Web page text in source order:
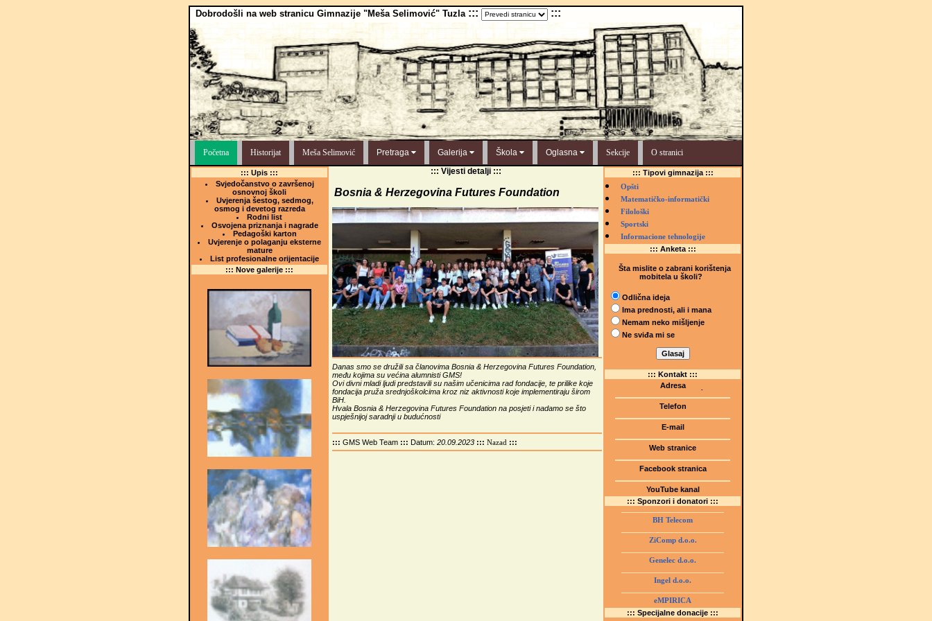
Dobrodošli na web stranicu Gimnazije "Meša Selimović" Tuzla ::: :::
Početna Historijat Meša Selimović Pretraga Galerija Škola Oglasna Sekcije O stranici
::: Upis :::
Svjedočanstvo o završenoj
osnovnoj školi
Uvjerenja šestog, sedmog,
osmog i devetog razreda
Rodni list
Osvojena priznanja i nagrade
Pedagoški karton
Uvjerenje o polaganju eksterne
mature
List profesionalne orijentacije
::: Nove galerije :::
::: Vijesti detalji :::
Bosnia & Herzegovina Futures Foundation
Danas smo se družili sa članovima Bosnia & Herzegovina Futures Foundation,
među kojima su većina alumnisti GMS!
Ovi divni mladi ljudi predstavili su našim učenicima rad fondacije, te prilike koje
fondacija pruža srednjoškolcima kroz niz aktivnosti koje implementiraju širom
BiH.
Hvala Bosnia & Herzegovina Futures Foundation na posjeti i nadamo se što
uspješnijoj saradnji u budućnosti
::: GMS Web Team::: Datum: 20.09.2023::: Nazad :::
::: Tipovi gimnazija :::
Opšti
Matematičko-informatički
Filološki
Sportski
Informacione tehnologije
::: Anketa :::
Šta mislite o zabrani korištenja
mobitela u školi?
Odlična ideja
Ima prednosti, ali i mana
Nemam neko mišljenje
Ne sviđa mi se
::: Kontakt :::
Adresa
(Šetalište I.G. Kovačića 1)
75000 Tuzla, BiH
Telefon
E-mail
Web stranice
www.gmstziam.com.ba
Facebook stranica
YouTube kanal
GMS Tuzla
::: Sponzori i donatori :::
BH Telecom
ZiComp d.o.o.
Genelec d.o.o.
Ingel d.o.o.
eMPIRICA
::: Specijalne donacije :::